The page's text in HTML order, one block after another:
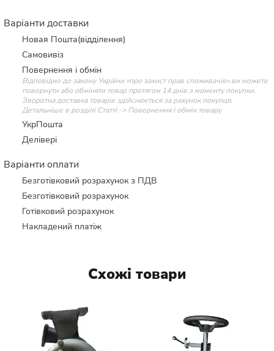
Варіанти доставки
Новая Пошта(відділення)
Самовивіз
Повернення і обмін
Відповідно до закону України «про захист прав споживачів» ви можете
повернути або обміняти товар протягом 14 днів з моменту покупки.
Зворотна доставка товарів здійснюється за рахунок покупця.
Детальніше в розділі Статті -> Повернення і обмін товару
УкрПошта
Делівері
Варіанти оплати
Безготівковий розрахунок з ПДВ
Безготівковий розрахунок
Готівковий розрахунок
Накладений платіж
Схожі товари